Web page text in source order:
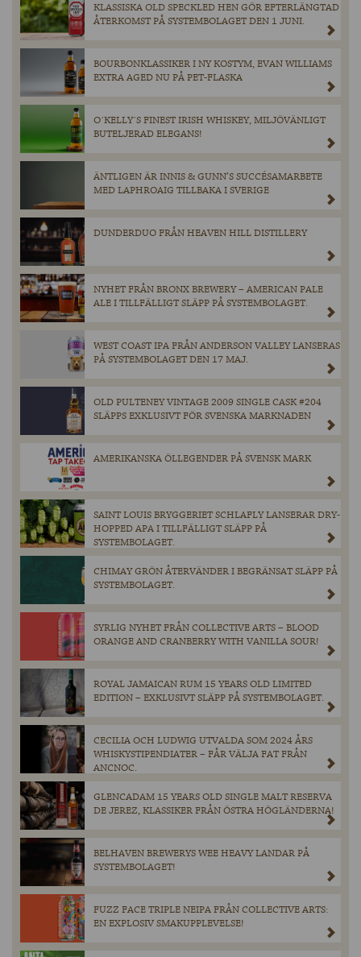
KLASSISKA OLD SPECKLED HEN GÖR EFTERLÄNGTAD
ÅTERKOMST PÅ SYSTEMBOLAGET DEN 1 JUNI.
BOURBONKLASSIKER I NY KOSTYM, EVAN WILLIAMS
EXTRA AGED NU PÅ PET-FLASKA
O´KELLY´S FINEST IRISH WHISKEY, MILJÖVÄNLIGT
BUTELJERAD ELEGANS!
ÄNTLIGEN ÄR INNIS & GUNN’S SUCCÉSAMARBETE
MED LAPHROAIG TILLBAKA I SVERIGE
DUNDERDUO FRÅN HEAVEN HILL DISTILLERY
NYHET FRÅN BRONX BREWERY – AMERICAN PALE
ALE I TILLFÄLLIGT SLÄPP PÅ SYSTEMBOLAGET.
WEST COAST IPA FRÅN ANDERSON VALLEY LANSERAS
PÅ SYSTEMBOLAGET DEN 17 MAJ.
OLD PULTENEY VINTAGE 2009 SINGLE CASK #204
SLÄPPS EXKLUSIVT FÖR SVENSKA MARKNADEN
AMERIKANSKA ÖLLEGENDER PÅ SVENSK MARK
SAINT LOUIS BRYGGERIET SCHLAFLY LANSERAR DRY-
HOPPED APA I TILLFÄLLIGT SLÄPP PÅ
SYSTEMBOLAGET.
CHIMAY GRÖN ÅTERVÄNDER I BEGRÄNSAT SLÄPP PÅ
SYSTEMBOLAGET.
SYRLIG NYHET FRÅN COLLECTIVE ARTS – BLOOD
ORANGE AND CRANBERRY WITH VANILLA SOUR!
ROYAL JAMAICAN RUM 15 YEARS OLD LIMITED
EDITION – EXKLUSIVT SLÄPP PÅ SYSTEMBOLAGET.
CECILIA OCH LUDWIG UTVALDA SOM 2024 ÅRS
WHISKYSTIPENDIATER – FÅR VÄLJA FAT FRÅN
ANCNOC.
GLENCADAM 15 YEARS OLD SINGLE MALT RESERVA
DE JEREZ, KLASSIKER FRÅN ÖSTRA HÖGLÄNDERNA!
BELHAVEN BREWERYS WEE HEAVY LANDAR PÅ
SYSTEMBOLAGET!
FUZZ FACE TRIPLE NEIPA FRÅN COLLECTIVE ARTS:
EN EXPLOSIV SMAKUPPLEVELSE!